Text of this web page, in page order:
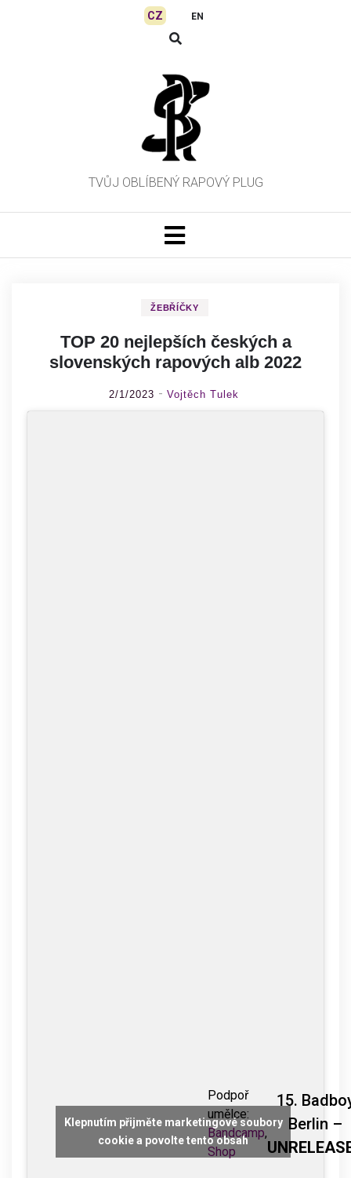
CZ EN
TVŮJ OBLÍBENÝ RAPOVÝ PLUG
ŽEBŘÍČKY
TOP 20 nejlepších českých a
slovenských rapových alb 2022
2/1/2023 Vojtěch Tulek
Podpoř
umělce:
Bandcamp,
Shop
15.
Berlin –
Klepnutím přijměte marketingové soubory
cookie a povolte tento obsah